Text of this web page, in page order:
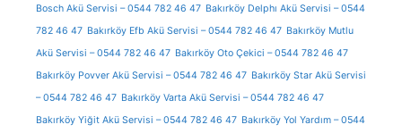
Bosch Akü Servisi – 0544 782 46 47 Bakırköy Delphı Akü Servisi – 0544
782 46 47 Bakırköy Efb Akü Servisi – 0544 782 46 47 Bakırköy Mutlu
Akü Servisi – 0544 782 46 47 Bakırköy Oto Çekici – 0544 782 46 47
Bakırköy Povver Akü Servisi – 0544 782 46 47 Bakırköy Star Akü Servisi
– 0544 782 46 47 Bakırköy Varta Akü Servisi – 0544 782 46 47
Bakırköy Yiğit Akü Servisi – 0544 782 46 47 Bakırköy Yol Yardım – 0544